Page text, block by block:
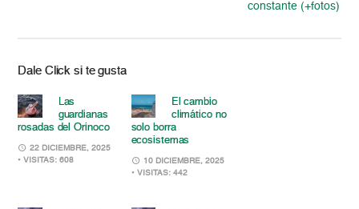
constante (+fotos)
Dale Click si te gusta
Las
guardianas
rosadas del Orinoco
22 DICIEMBRE, 2025
• VISITAS: 608
El cambio
climático no
solo borra
ecosistemas
10 DICIEMBRE, 2025
• VISITAS: 442